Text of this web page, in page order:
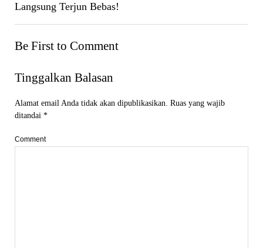
Langsung Terjun Bebas!
Be First to Comment
Tinggalkan Balasan
Alamat email Anda tidak akan dipublikasikan. Ruas yang wajib
ditandai *
Comment